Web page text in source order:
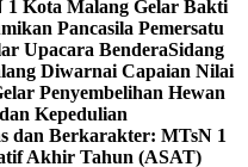
1 Kota Malang Gelar Bakti
Pancasila Pemersatu
Upacara BenderaSidang
Diwarnai Capaian Nilai
Penyembelihan Hewan
Kepedulian
dan Berkarakter: MTsN 1
Akhir Tahun (ASAT)